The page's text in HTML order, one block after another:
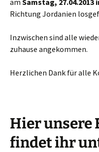
am Samstag,
Richtung Jordanien
Inzwischen sind alle
zuhause angekommen.
Herzlichen Dank für alle
Hier unsere
findet ihr